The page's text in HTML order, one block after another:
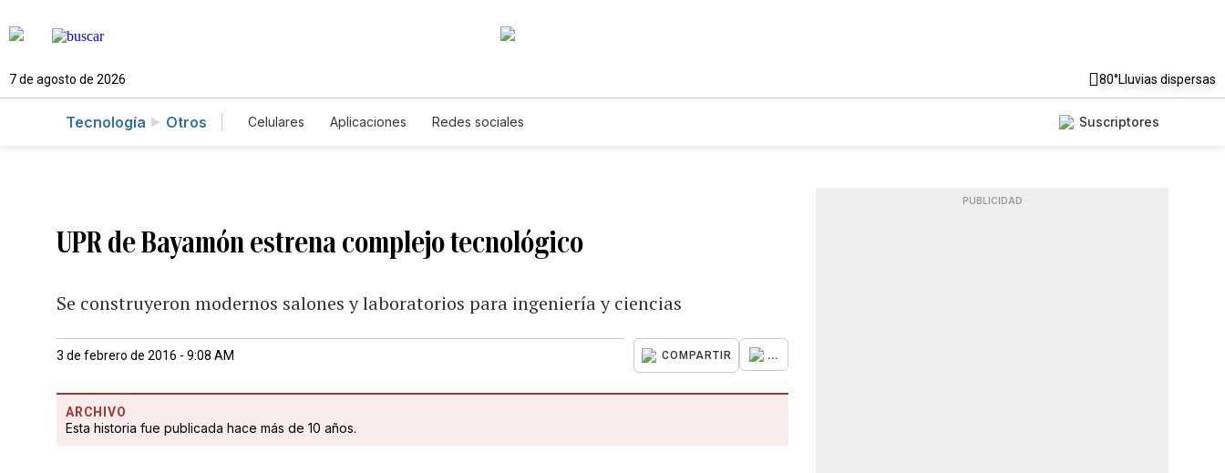
7 de agosto de 2026 80°Lluvias dispersas
Tecnología Otros Celulares Aplicaciones Redes sociales Suscriptores
UPR de Bayamón estrena complejo tecnológico
Se construyeron modernos salones y laboratorios para ingeniería y ciencias
3 de febrero de 2016 - 9:08 AM COMPARTIR ...
ARCHIVO
Esta historia fue publicada hace más de 10 años.
PUBLICIDAD